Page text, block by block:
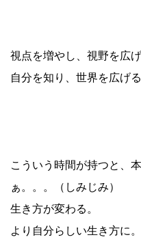
視点を増やし、視野を広げ
自分を知り、世界を広げる
こういう時間が持つと、
ぁ。。。（しみじみ）
生き方が変わる。
より自分らしい生き方に。